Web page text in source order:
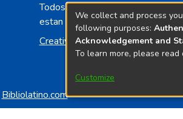
Todos los contenidos de
estan licenciados bajo
Creative Commoms License
Bibliolatino.com
We collect and process
following purposes:
Acknowledgement and
To learn more, please read
Customize